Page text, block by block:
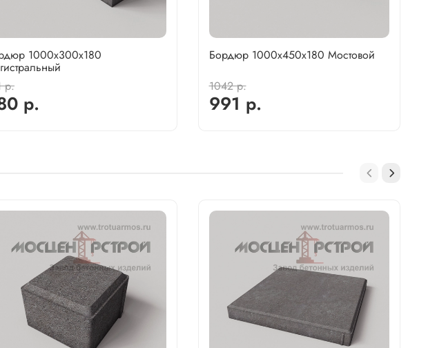
1000х300х180
р.
р.
Бордюр 1000х450х180 Мостовой
1042 р.
991 р.